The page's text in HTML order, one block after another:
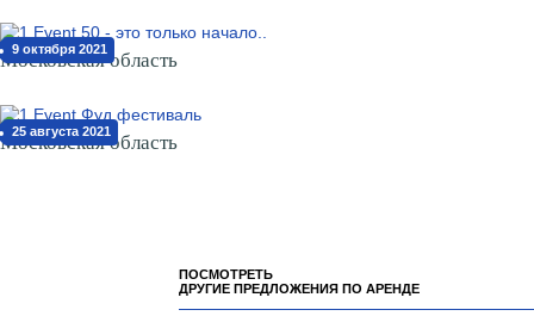
9 октября 2021
Московская область
25 августа 2021
Московская область
ПОСМОТРЕТЬ
ДРУГИЕ ПРЕДЛОЖЕНИЯ ПО АРЕНДЕ